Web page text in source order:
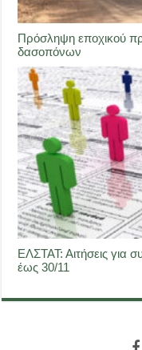
Πρόσληψη εποχικού
δασοπόνων
ΕΛΣΤΑΤ: Αιτήσεις για
έως 30/11